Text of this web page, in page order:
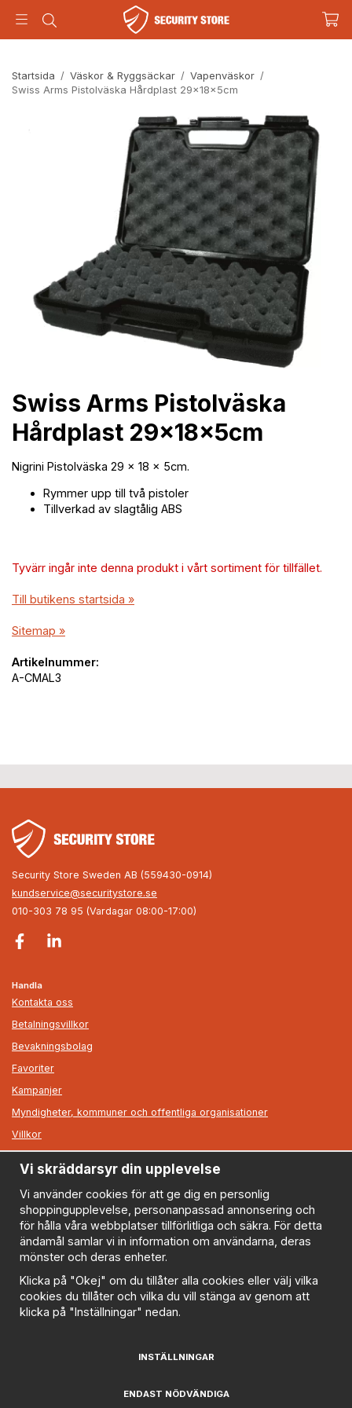
Startsida / Väskor & Ryggsäckar / Vapenväskor /
Swiss Arms Pistolväska Hårdplast 29x18x5cm
Swiss Arms Pistolväska
Hårdplast 29x18x5cm
Nigrini Pistolväska 29 × 18 × 5cm.
Rymmer upp till två pistoler
Tillverkad av slagtålig ABS
Tyvärr ingår inte denna produkt i vårt sortiment för tillfället.
Till butikens startsida »
Sitemap »
Artikelnummer:
A-CMAL3
Security Store Sweden AB (559430-0914)
kundservice@securitystore.se
010-303 78 95 (Vardagar 08:00-17:00)
Handla
Kontakta oss
Betalningsvillkor
Bevakningsbolag
Favoriter
Kampanjer
Myndigheter, kommuner och offentliga organisationer
Villkor
Information
Om oss
Nyheter
Nyhetsbrev
Logga in
Om cookies
Cookie inställningar
Vi skräddarsyr din upplevelse
Vi använder cookies för att ge dig en personlig
shoppingupplevelse, personanpassad annonsering och
för hålla våra webbplatser tillförlitliga och säkra. För detta
ändamål samlar vi in information om användarna, deras
mönster och deras enheter.
Klicka på "Okej" om du tillåter alla cookies eller välj vilka
cookies du tillåter och vilka du vill stänga av genom att
klicka på "Inställningar" nedan.
INSTÄLLNINGAR
ENDAST NÖDVÄNDIGA